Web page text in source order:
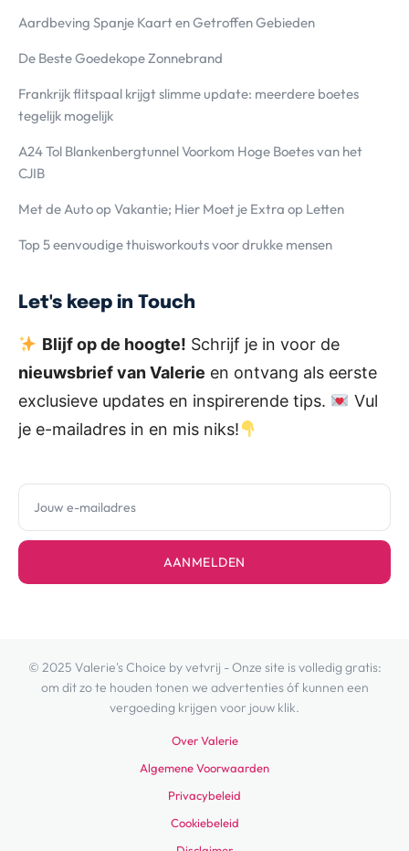
Aardbeving Spanje Kaart en Getroffen Gebieden
De Beste Goedekope Zonnebrand
Frankrijk flitspaal krijgt slimme update: meerdere boetes
tegelijk mogelijk
A24 Tol Blankenbergtunnel Voorkom Hoge Boetes van het
CJIB
Met de Auto op Vakantie; Hier Moet je Extra op Letten
Top 5 eenvoudige thuisworkouts voor drukke mensen
Let's keep in Touch
Blijf op de hoogte! Schrijf je in voor de
nieuwsbrief van Valerie en ontvang als eerste
exclusieve updates en inspirerende tips.
Vul
je e-mailadres in en mis niks!
AANMELDEN
© 2025 Valerie's Choice by vetvrij - Onze site is volledig gratis:
om dit zo te houden tonen we advertenties óf kunnen een
vergoeding krijgen voor jouw klik.
Over Valerie
Algemene Voorwaarden
Privacybeleid
Cookiebeleid